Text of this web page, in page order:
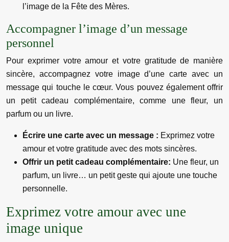
l’image de la Fête des Mères.
Accompagner l’image d’un message
personnel
Pour exprimer votre amour et votre gratitude de manière
sincère, accompagnez votre image d’une carte avec un
message qui touche le cœur. Vous pouvez également offrir
un petit cadeau complémentaire, comme une fleur, un
parfum ou un livre.
Écrire une carte avec un message : Exprimez votre
amour et votre gratitude avec des mots sincères.
Offrir un petit cadeau complémentaire: Une fleur, un
parfum, un livre… un petit geste qui ajoute une touche
personnelle.
Exprimez votre amour avec une
image unique